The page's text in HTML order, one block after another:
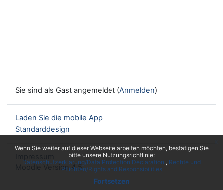
Wenn Sie weiter auf dieser Webseite arbeiten möchten, bestätigen Sie
bitte unsere Nutzungsrichtlinie:
Datenschutzerklärung/Data Protection Declaration
Rechte und
Pflichten/Rights and Responsibilities
Fortsetzen
Sie sind als Gast angemeldet (Anmelden)
Laden Sie die mobile App
Standarddesign
Moodle Version 4.5